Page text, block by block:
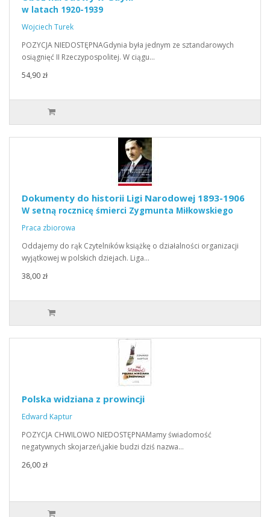
w latach 1920-1939
Wojciech Turek
POZYCJA NIEDOSTĘPNAGdynia była jednym ze sztandarowych
osiągnięć II Rzeczypospolitej. W ciągu…
54,90 zł
Dokumenty do historii Ligi Narodowej 1893-1906
W setną rocznicę śmierci Zygmunta Miłkowskiego
Praca zbiorowa
Oddajemy do rąk Czytelników książkę o działalności organizacji
wyjątkowej w polskich dziejach. Liga…
38,00 zł
Polska widziana z prowincji
Edward Kaptur
POZYCJA CHWILOWO NIEDOSTĘPNAMamy świadomość
negatywnych skojarzeń,jakie budzi dziś nazwa…
26,00 zł